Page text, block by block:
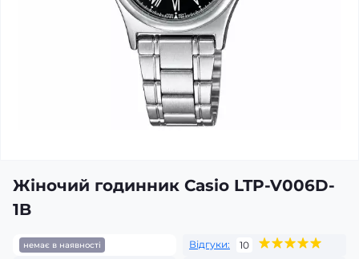
Жіночий годинник Casio LTP-V006D-
1B
немає в наявності Відгуки:
10